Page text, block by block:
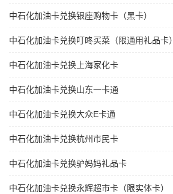
中石化加油卡兑换银座购物卡（黑卡）
中石化加油卡兑换叮咚买菜（限通用礼品卡）
中石化加油卡兑换上海家化卡
中石化加油卡兑换山东一卡通
中石化加油卡兑换大众E卡通
中石化加油卡兑换杭州市民卡
中石化加油卡兑换驴妈妈礼品卡
中石化加油卡兑换永辉超市卡（限实体卡）